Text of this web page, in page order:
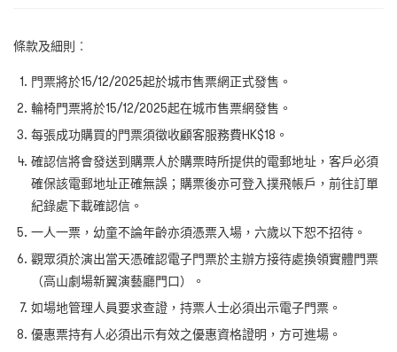
條款及細則︰
門票將於15/12/2025起於城市售票網正式發售。
輪椅門票將於15/12/2025起在城市售票網發售。
每張成功購買的門票須徵收顧客服務費HK$18。
確認信將會發送到購票人於購票時所提供的電郵地址，客戶必須
確保該電郵地址正確無誤；購票後亦可登入撲飛帳戶，前往訂單
紀錄處下載確認信。
一人一票，幼童不論年齡亦須憑票入場，六歲以下恕不招待。
觀眾須於演出當天憑確認電子門票於主辦方接待處換領實體門票
（高山劇場新翼演藝廳門口）。
如場地管理人員要求查證，持票人士必須出示電子門票。
優惠票持有人必須出示有效之優惠資格證明，方可進場。